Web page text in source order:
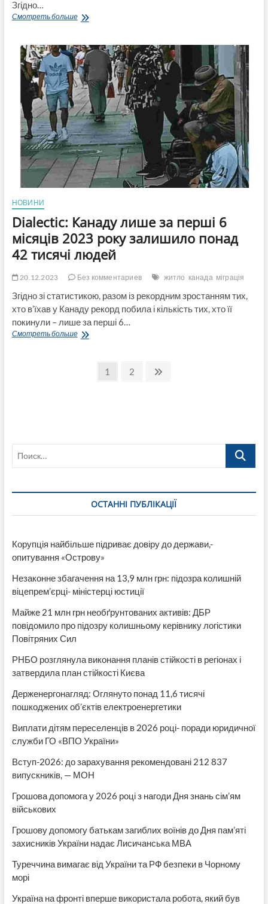
Згідно…
Смотреть большеКанада
місце
з
10
країн
із
високим
рівнем
доходу,
коли
йдеться
про
доступ
сімейного
НОВИНИ
Dialectic: Канаду лише за перші 6
місяців 2023 року залишило понад
42 тисячі людей
20.12.2023 Без комментариев житло канада міграція
Згідно зі статистикою, разом із рекордним зростанням тих,
хто в’їхав у Канаду рекорд побила і кількість тих, хто її
покинули – лише за перші 6…
Смотреть большеDialectic:
Страница
1 Страница
2
Поиск…
ОСТАННІ ПУБЛІКАЦІЇ
Корупція найбільше підриває довіру до держави,-
опитування «Острову»
Незаконне збагачення на 13,9 млн грн: підозра колишній
віцепрем’єрці- міністерці юстиції
Майже 21 млн грн необґрунтованих активів: ДБР
повідомило про підозру колишньому керівнику логістики
Повітряних Сил
РНБО розглянула виконання планів стійкості в регіонах і
затвердила план стійкості Києва
Держенергонагляд: Оглянуто понад 11,6 тисячі
пошкоджених об’єктів електроенергетики
Виплати дітям переселенців в 2026 році- поради юридичної
служби ГО «ВПО України»
Вступ-2026: до зарахування рекомендовані 212 837
випускників, — МОН
Грошова допомога у 2026 році з нагоди Дня знань сім’ям
військових
Грошову допомогу батькам загиблих воїнів до Дня пам’яті
захисників України надає Лисичанська МВА
Туреччина вимагає від України та РФ безпеки в Чорному
морі
Україна на фронті вперше використала робота, який був